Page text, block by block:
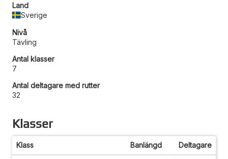
Land
Sverige
Nivå
Tävling
Antal klasser
7
Antal deltagare med rutter
32
Klasser
Klass Banlängd Deltagare